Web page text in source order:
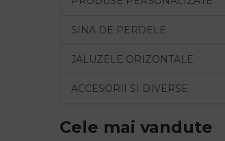
SINA DE PERDELE
JALUZELE ORIZONTALE
ACCESORII SI DIVERSE
Cele mai vandute